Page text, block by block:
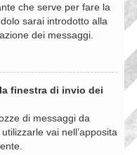
che serve per fare la
sarai introdotto alla
dei messaggi.
finestra di invio dei
di messaggi da
vai nell’apposita